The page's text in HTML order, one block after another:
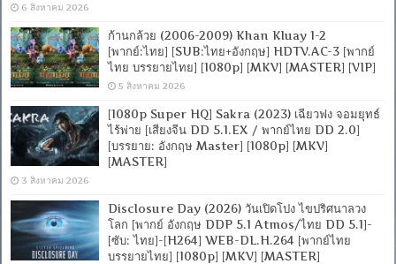
6 สิงหาคม 2026
ก้านกล้วย (2006-2009) Khan Kluay 1-2
[พากย์:ไทย] [SUB:ไทย+อังกฤษ] HDTV.AC-3 [พากย์
ไทย บรรยายไทย] [1080p] [MKV] [MASTER] [VIP]
5 สิงหาคม 2026
[1080p Super HQ] Sakra (2023) เฉียวฟง จอมยุทธ์
ไร้พ่าย [เสียงจีน DD 5.1.EX / พากย์ไทย DD 2.0]
[บรรยาย: อังกฤษ Master] [1080p] [MKV]
[MASTER]
3 สิงหาคม 2026
Disclosure Day (2026) วันเปิดโปง ไขปริศนาลวง
โลก [พากย์ อังกฤษ DDP 5.1 Atmos/ไทย DD 5.1]-
[ซับ: ไทย]-[H264] WEB-DL.H.264 [พากย์ไทย
บรรยายไทย] [1080p] [MKV] [MASTER]